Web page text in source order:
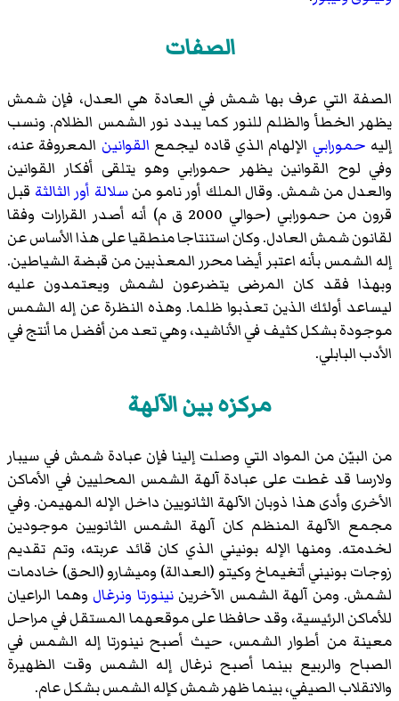
الصفات
الصفة التي عرف بها شمش في العادة هي العدل، فإن شمش
يظهر الخطأ والظلم للنور كما يبدد نور الشمس الظلام. ونسب
إليه حمورابي الإلهام الذي قاده ليجمع القوانين المعروفة عنه،
وفي لوح القوانين يظهر حمورابي وهو يتلقى أفكار القوانين
والعدل من شمش. وقال الملك أور نامو منسلالة أور الثالثة قبل
قرون من حمورابي (حوالي 2000 ق م) أنه أصدر القرارات وفقا
لقانون شمش العادل. وكان استنتاجا منطقيا على هذا الأساس عن
إله الشمس بأنه اعتبر أيضا محرر المعذبين من قبضة الشياطين.
وبهذا فقد كان المرضى يتضرعون لشمش ويعتمدون عليه
ليساعد أولئك الذين تعذبوا ظلما. وهذه النظرة عن إله الشمس
موجودة بشكل كثيف في الأناشيد، وهي تعد من أفضل ما أنتج في
الأدب البابلي.
مركزه بين الآلهة
من البيّن من المواد التي وصلت إلينا فإن عبادة شمش في سيبار
ولارسا قد غطت على عبادة آلهة الشمس المحليين في الأماكن
الأخرى وأدى هذا ذوبان الآلهة الثانويين داخل الإله المهيمن. وفي
مجمع الآلهة المنظم كان آلهة الشمس الثانويين موجودين
لخدمته. ومنها الإله بونيني الذي كان قائد عربته، وتم تقديم
زوجات بونيني أتغيماخ وكيتو (العدالة) وميشارو (الحق) خادمات
لشمش. ومن آلهة الشمس الآخريننينورتا ونرغال وهما الراعيان
للأماكن الرئيسية، وقد حافظا على موقعهما المستقل في مراحل
معينة من أطوار الشمس، حيث أصبح نينورتا إله الشمس في
الصباح والربيع بينما أصبح نرغال إله الشمس وقت الظهيرة
والانقلاب الصيفي، بينما ظهر شمش كإله الشمس بشكل عام.